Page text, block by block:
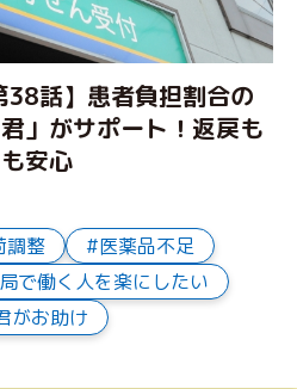
38話】患者負担割合の
」がサポート！返戻も
安心
調整
医薬品不足
で働く人を楽にしたい
がお助け